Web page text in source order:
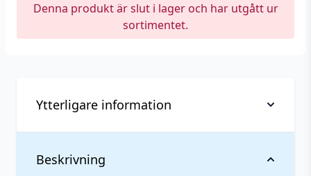
Denna produkt är slut i lager och har utgått ur
sortimentet.
Beskrivning
Ytterligare information
Tillverkare